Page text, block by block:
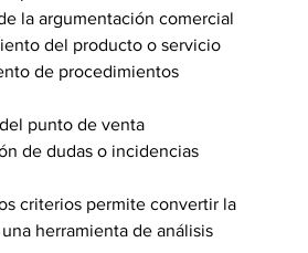
la argumentación comercial
del producto o servicio
de procedimientos
punto de venta
de dudas o incidencias
criterios permite convertir la
herramienta de análisis